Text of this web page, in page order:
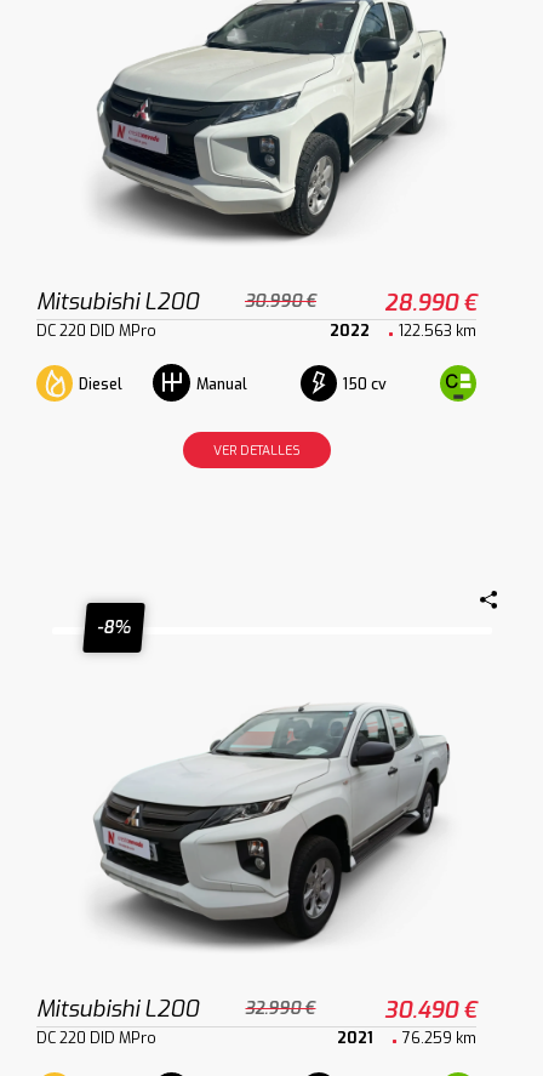
Mitsubishi L200 30.990 € 28.990 €
DC 220 DID MPro 2022 122.563 km
Diesel Manual 150 cv
VER DETALLES
-8%
Mitsubishi L200 32.990 € 30.490 €
DC 220 DID MPro 2021 76.259 km